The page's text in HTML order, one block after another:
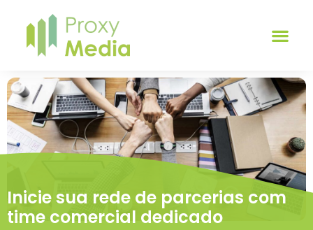
Inicie sua rede de parcerias com
time comercial dedicado